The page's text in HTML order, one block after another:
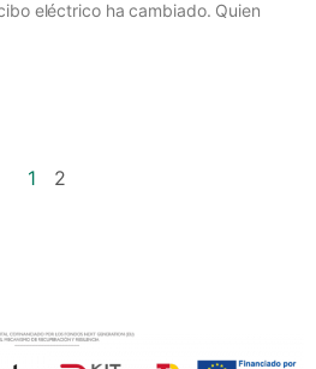
eléctrico ha cambiado. Quien
1 2